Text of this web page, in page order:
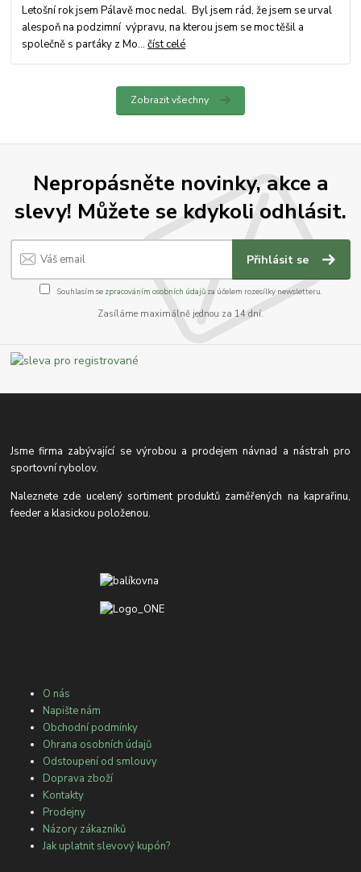
Letošní rok jsem Pálavě moc nedal. Byl jsem rád, že jsem se urval
alespoň na podzimní výpravu, na kterou jsem se moc těšil a
společně s parťáky z Mo...číst celé
Zobrazit všechny
Nepropásněte novinky, akce a
slevy! Můžete se kdykoli odhlásit.
Přihlásit se
Souhlasím se zpracováním osobních údajůza účelem rozesílky newsletteru.
Zasíláme maximálně jednou za 14 dní.
Jsme firma zabývající se výrobou a prodejem návnad a nástrah pro
sportovní rybolov.
Naleznete zde ucelený sortiment produktů zaměřených na kaprařinu,
feeder a klasickou položenou.
O nás
Napište nám
Obchodní podmínky
Ohrana osobních údajů
Odstoupení od smlouvy
Doprava zboží
Kontakty
Prodejny
Názory zákazníků
Jak uplatnit slevový kupón?